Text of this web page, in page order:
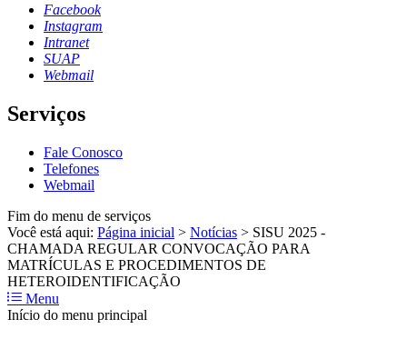
Facebook
Instagram
Intranet
SUAP
Webmail
Serviços
Fale Conosco
Telefones
Webmail
Fim do menu de serviços
Você está aqui: Página inicial > Notícias > SISU 2025 -
CHAMADA REGULAR CONVOCAÇÃO PARA
MATRÍCULAS E PROCEDIMENTOS DE
HETEROIDENTIFICAÇÃO
Menu
Início do menu principal